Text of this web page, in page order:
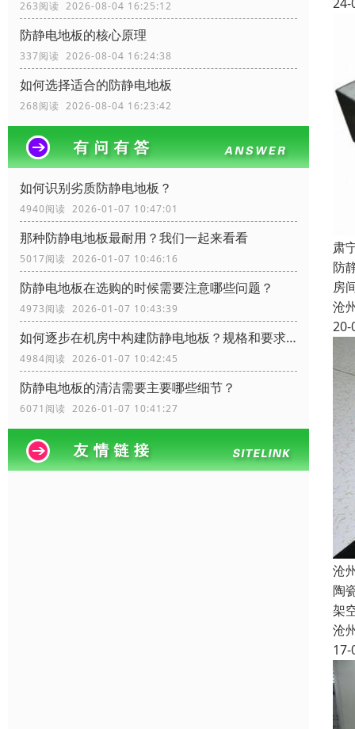
263阅读 2026-08-04 16:25:12
防静电地板的核心原理
337阅读 2026-08-04 16:24:38
如何选择适合的防静电地板
268阅读 2026-08-04 16:23:42
如何识别劣质防静电地板？
4940阅读 2026-01-07 10:47:01
那种防静电地板最耐用？我们一起来看看
5017阅读 2026-01-07 10:46:16
防静电地板在选购的时候需要注意哪些问题？
4973阅读 2026-01-07 10:43:39
如何逐步在机房中构建防静电地板？规格和要求？
4984阅读 2026-01-07 10:42:45
防静电地板的清洁需要主要哪些细节？
6071阅读 2026-01-07 10:41:27
肃
防
房
沧
20-
沧
陶
架
沧
17-